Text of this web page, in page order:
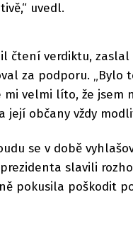
uvedl.
čtení verdiktu,
za podporu. „Bylo
mi velmi líto, že
její občany vždy
se v době
slavili
pokusila poškodit